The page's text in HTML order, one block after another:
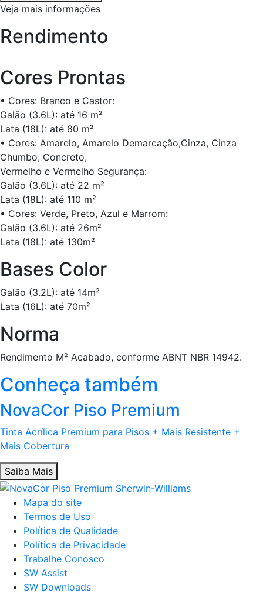
Veja mais informações
Rendimento
Cores Prontas
• Cores: Branco e Castor:
Galão (3.6L): até 16 m²
Lata (18L): até 80 m²
• Cores: Amarelo, Amarelo Demarcação,Cinza, Cinza
Chumbo, Concreto,
Vermelho e Vermelho Segurança:
Galão (3.6L): até 22 m²
Lata (18L): até 110 m²
• Cores: Verde, Preto, Azul e Marrom:
Galão (3.6L): até 26m²
Lata (18L): até 130m²
Bases Color
Galão (3.2L): até 14m²
Lata (16L): até 70m²
Norma
Rendimento M² Acabado, conforme ABNT NBR 14942.
Conheça também
NovaCor Piso Premium
Tinta Acrílica Premium para Pisos + Mais Resistente +
Mais Cobertura
Saiba Mais
Mapa do site
Termos de Uso
Política de Qualidade
Política de Privacidade
Trabalhe Conosco
SW Assist
SW Downloads